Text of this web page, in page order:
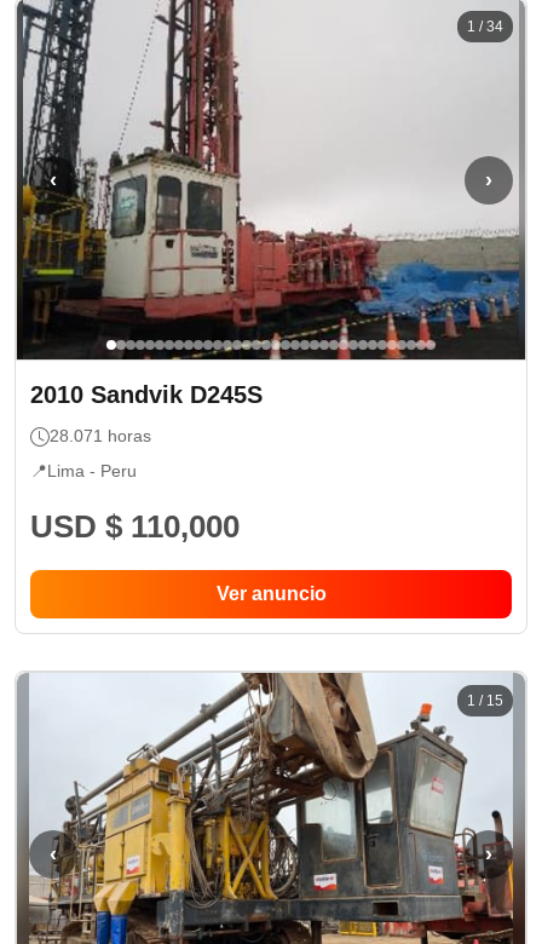
‹ ›
1 /34
2010 Sandvik D245S
28.071 horas
📍Lima - Peru
USD $ 110,000
Ver anuncio
‹ ›
1 / 15